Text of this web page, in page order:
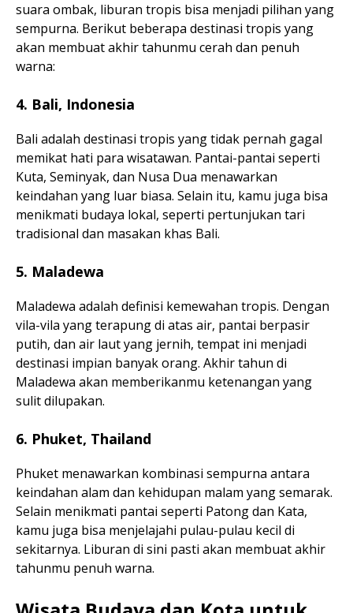
suara ombak, liburan tropis bisa menjadi pilihan yang
sempurna. Berikut beberapa destinasi tropis yang
akan membuat akhir tahunmu cerah dan penuh
warna:
4. Bali, Indonesia
Bali adalah destinasi tropis yang tidak pernah gagal
memikat hati para wisatawan. Pantai-pantai seperti
Kuta, Seminyak, dan Nusa Dua menawarkan
keindahan yang luar biasa. Selain itu, kamu juga bisa
menikmati budaya lokal, seperti pertunjukan tari
tradisional dan masakan khas Bali.
5. Maladewa
Maladewa adalah definisi kemewahan tropis. Dengan
vila-vila yang terapung di atas air, pantai berpasir
putih, dan air laut yang jernih, tempat ini menjadi
destinasi impian banyak orang. Akhir tahun di
Maladewa akan memberikanmu ketenangan yang
sulit dilupakan.
6. Phuket, Thailand
Phuket menawarkan kombinasi sempurna antara
keindahan alam dan kehidupan malam yang semarak.
Selain menikmati pantai seperti Patong dan Kata,
kamu juga bisa menjelajahi pulau-pulau kecil di
sekitarnya. Liburan di sini pasti akan membuat akhir
tahunmu penuh warna.